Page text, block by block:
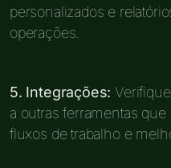
personalizados e
operações.
5. Integrações:
a outras ferramentas
fluxos de trabalho e